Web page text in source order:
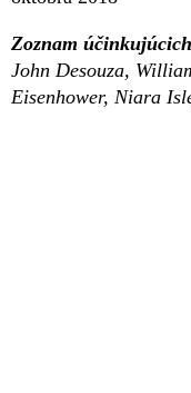
Zoznam
John Desouza,
Eisenhower, Niara